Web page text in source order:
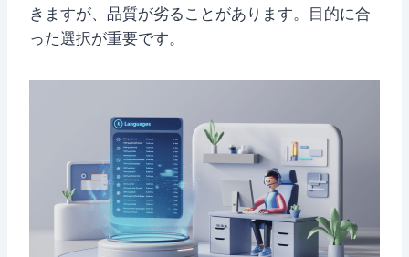
きますが、品質が劣ることがあります。目的に合
った選択が重要です。